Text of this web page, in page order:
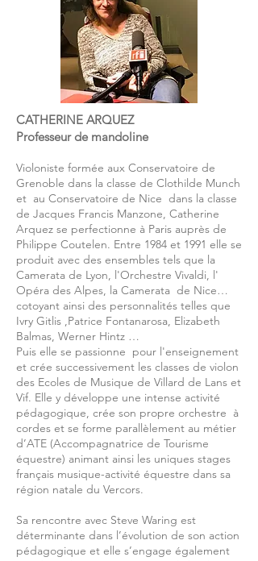
CATHERINE ARQUEZ
Professeur de mandoline
Violoniste formée aux Conservatoire de
Grenoble dans la classe de Clothilde Munch
et au Conservatoire de Nice dans la classe
de Jacques Francis Manzone, Catherine
Arquez se perfectionne à Paris auprès de
Philippe Coutelen. Entre 1984 et 1991 elle se
produit avec des ensembles tels que la
Camerata de Lyon, l'Orchestre Vivaldi, l'
Opéra des Alpes, la Camerata de Nice…
cotoyant ainsi des personnalités telles que
Ivry Gitlis ,Patrice Fontanarosa, Elizabeth
Balmas, Werner Hintz …
Puis elle se passionne pour l'enseignement
et crée successivement les classes de violon
des Ecoles de Musique de Villard de Lans et
Vif. Elle y développe une intense activité
pédagogique, crée son propre orchestre à
cordes et se forme parallèlement au métier
d’ATE (Accompagnatrice de Tourisme
équestre) animant ainsi les uniques stages
français musique-activité équestre dans sa
région natale du Vercors.
Sa rencontre avec Steve Waring est
déterminante dans l’évolution de son action
pédagogique et elle s’engage également